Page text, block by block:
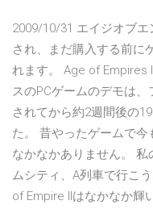
2009/10/31 エイジオブ
され、まだ購入する前に
れます。 Age of Empires
スのPCゲームのデモは
されてから約2週間後の
た。 昔やったゲームで
なかなかありません。
ムシティ、A列車で行こ
of Empire IIはなかなか輝